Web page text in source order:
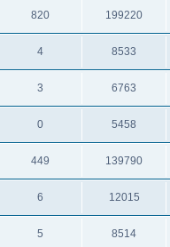
820 199220
4 8533
3 6763
0 5458
449 139790
6 12015
5 8514